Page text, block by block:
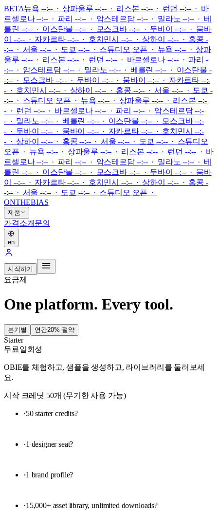
BETA뉴욕 --:-- · 상파울루 --:-- · 리스본 --:-- · 런던 --:-- · 바
르셀로나 --:-- · 파리 --:-- · 암스테르담 --:-- · 밀라노 --:-- · 베
를린 --:-- · 이스탄불 --:-- · 모스크바 --:-- · 두바이 --:-- · 뭄바
이 --:-- · 자카르타 --:-- · 호치민시 --:-- · 상하이 --:-- · 홍콩 -
-:-- · 서울 --:-- · 도쿄 --:-- · 스튜디오 오픈 · 뉴욕 --:-- · 상파
울루 --:-- · 리스본 --:-- · 런던 --:-- · 바르셀로나 --:-- · 파리 -
-:-- · 암스테르담 --:-- · 밀라노 --:-- · 베를린 --:-- · 이스탄불 -
-:-- · 모스크바 --:-- · 두바이 --:-- · 뭄바이 --:-- · 자카르타 --:-
- · 호치민시 --:-- · 상하이 --:-- · 홍콩 --:-- · 서울 --:-- · 도쿄 -
-:--· 스튜디오 오픈 · 뉴욕 --:-- · 상파울루 --:-- · 리스본 --:-
- · 런던 --:-- · 바르셀로나 --:-- · 파리 --:-- · 암스테르담 --:-
- · 밀라노 --:-- · 베를린 --:-- · 이스탄불 --:-- · 모스크바 --:-
- · 두바이 --:-- · 뭄바이 --:-- · 자카르타 --:-- · 호치민시 --:-
- · 상하이 --:-- · 홍콩 --:-- · 서울 --:-- · 도쿄 --:--· 스튜디오
오픈 · 뉴욕 --:-- · 상파울루 --:-- · 리스본 --:-- · 런던 --:-- · 바
르셀로나 --:-- · 파리 --:-- · 암스테르담 --:-- · 밀라노 --:-- · 베
를린 --:-- · 이스탄불 --:-- · 모스크바 --:-- · 두바이 --:-- · 뭄바
이 --:-- · 자카르타 --:-- · 호치민시 --:-- · 상하이 --:-- · 홍콩 -
-:-- · 서울 --:-- · 도쿄 --:-- · 스튜디오 오픈 ·
ONTHEBIAS
제품
가격소개문의
en
시작하기
요금제
One platform. Every tool.
분기별 연간20% 절약
Starter
무료일회성
OBIE를 체험하고, 샘플을 생성하고, 라이브러리를 둘러보세
요.
시작 크레딧 50개 (무기한 사용 가능)
·50 starter credits?
·1 designer seat?
·1 brand profile?
·15,000+ asset library, unlimited downloads?